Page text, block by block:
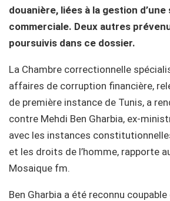
douanière, liées à la gestion
commerciale. Deux autres
poursuivis dans ce dossier.
La Chambre correctionnelle
affaires de corruption financière,
de première instance de Tunis, a
contre Mehdi Ben Gharbia, ex-
avec les instances
et les droits de l’homme, rapporte
Mosaique fm.
Ben Gharbia a été reconnu